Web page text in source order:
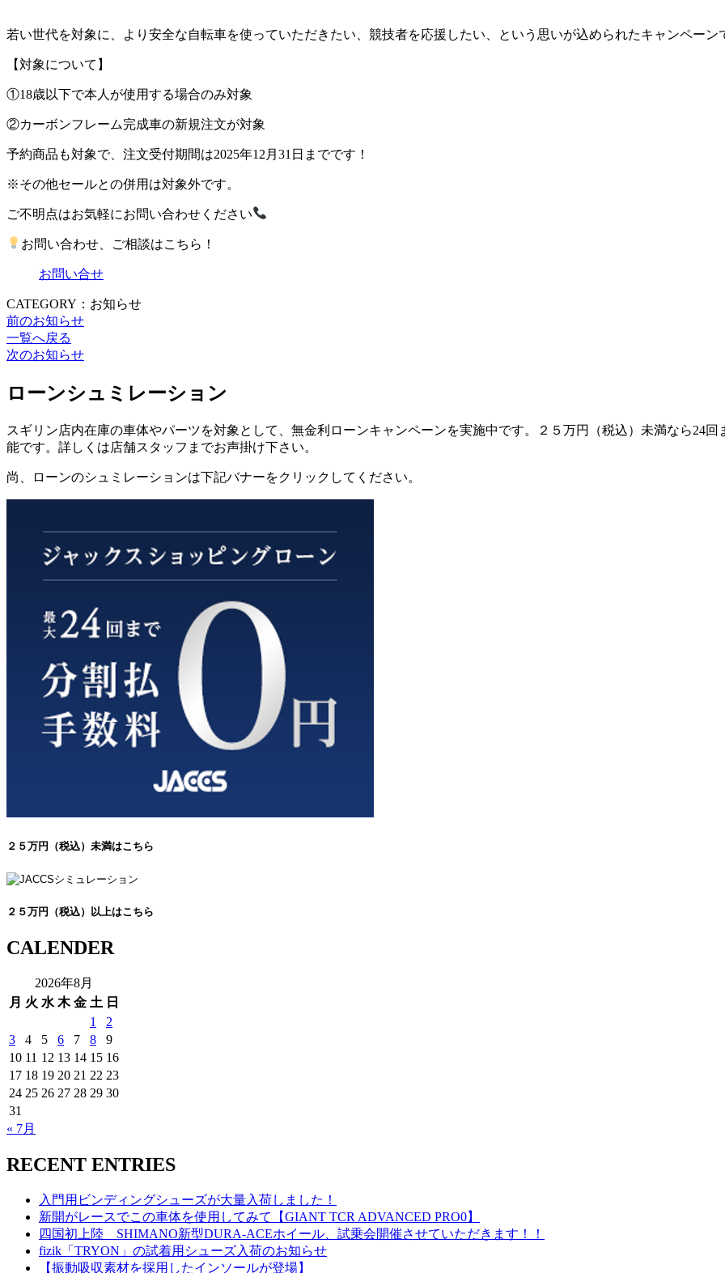
若い世代を対象に、より安全な自転車を使っていただきたい、競技者を応援したい、という思いが込められたキャンペーン
【対象について】
①18歳以下で本人が使用する場合のみ対象
②カーボンフレーム完成車の新規注文が対象
予約商品も対象で、注文受付期間は2025年12月31日までです！
※その他セールとの併用は対象外です。
ご不明点はお気軽にお問い合わせください
お問い合わせ、ご相談はこちら！
お問い合せ
CATEGORY：お知らせ
前のお知らせ
一覧へ戻る
次のお知らせ
ローンシュミレーション
スギリン店内在庫の車体やパーツを対象として、無金利ローンキャンペーンを実施中です。２５万円（税込）未満なら24
能です。詳しくは店舗スタッフまでお声掛け下さい。
尚、ローンのシュミレーションは下記バナーをクリックしてください。
２５万円（税込）未満はこちら
２５万円（税込）以上はこちら
CALENDER
2026年8月
月 火 水 木 金 土 日
1
2
3
4 5 6 7 8
9
10 11 12 13 14 15 16
17 18 19 20 21 22 23
24 25 26 27 28 29 30
31
« 7月
RECENT ENTRIES
入門用ビンディングシューズが大量入荷しました！
新開がレースでこの車体を使用してみて【GIANT TCR ADVANCED PRO0】
四国初上陸 SHIMANO新型DURA-ACEホイール、試乗会開催させていただきます！！
fizik「TRYON」の試着用シューズ入荷のお知らせ
【振動吸収素材を採用したインソールが登場】